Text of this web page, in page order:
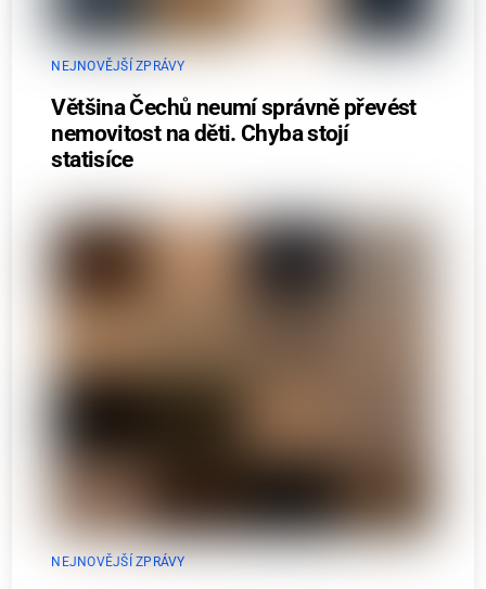
NEJNOVĚJŠÍ ZPRÁVY
Většina Čechů neumí správně převést
nemovitost na děti. Chyba stojí
statisíce
NEJNOVĚJŠÍ ZPRÁVY